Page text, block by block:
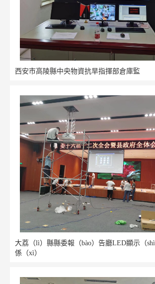
西安市高陵縣中央物資抗旱指揮部倉庫監
大荔（lì）縣縣委報（bào）告廳LED顯示（
係（xì）